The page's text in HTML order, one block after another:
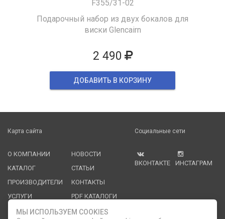
F355/31-02
Подарочный набор из двух бокалов для
виски Glencairn
2 490
ДОБАВИТЬ В КОРЗИНУ
Карта сайта
О КОМПАНИИ
КАТАЛОГ
ПРОИЗВОДИТЕЛИ
УСЛУГИ
НОВОСТИ
СТАТЬИ
КОНТАКТЫ
PDF КАТАЛОГИ
ОПЛАТА И
Социальные сети
ВКОНТАКТЕ ИНСТАГРАМ
МЫ ИСПОЛЬЗУЕМ COOKIES